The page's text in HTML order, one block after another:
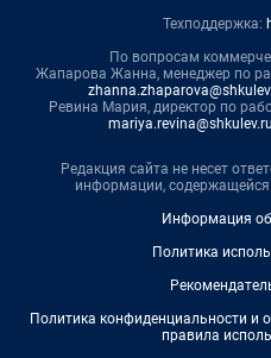
Техподдержка:
По вопросам
Жапарова Жанна, менеджер по
Ревина Мария, директор по
mariya.revina@shkulev.ru
Редакция сайта не несет
информации,
Информация
Политика
Политика конфиденциальности и
правила